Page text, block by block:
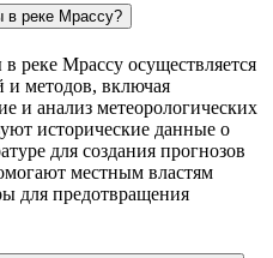
в реке Мрассу?
реке Мрассу осуществляется
методов, включая
и анализ метеорологических
исторические данные о
для создания прогнозов
местным властям
для предотвращения